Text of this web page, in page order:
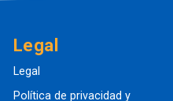
Legal
Legal
Política de privacidad y